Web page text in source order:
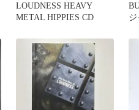
LOUDNESS HEAVY
METAL HIPPIES CD